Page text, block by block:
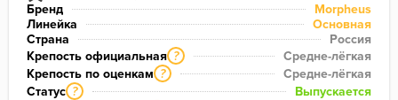
Бренд
Morpheus
Линейка
Основная
Страна
Россия
Крепость официальная ?
Средне-лёгкая
Крепость по оценкам ?
Средне-лёгкая
Статус ?
Выпускается